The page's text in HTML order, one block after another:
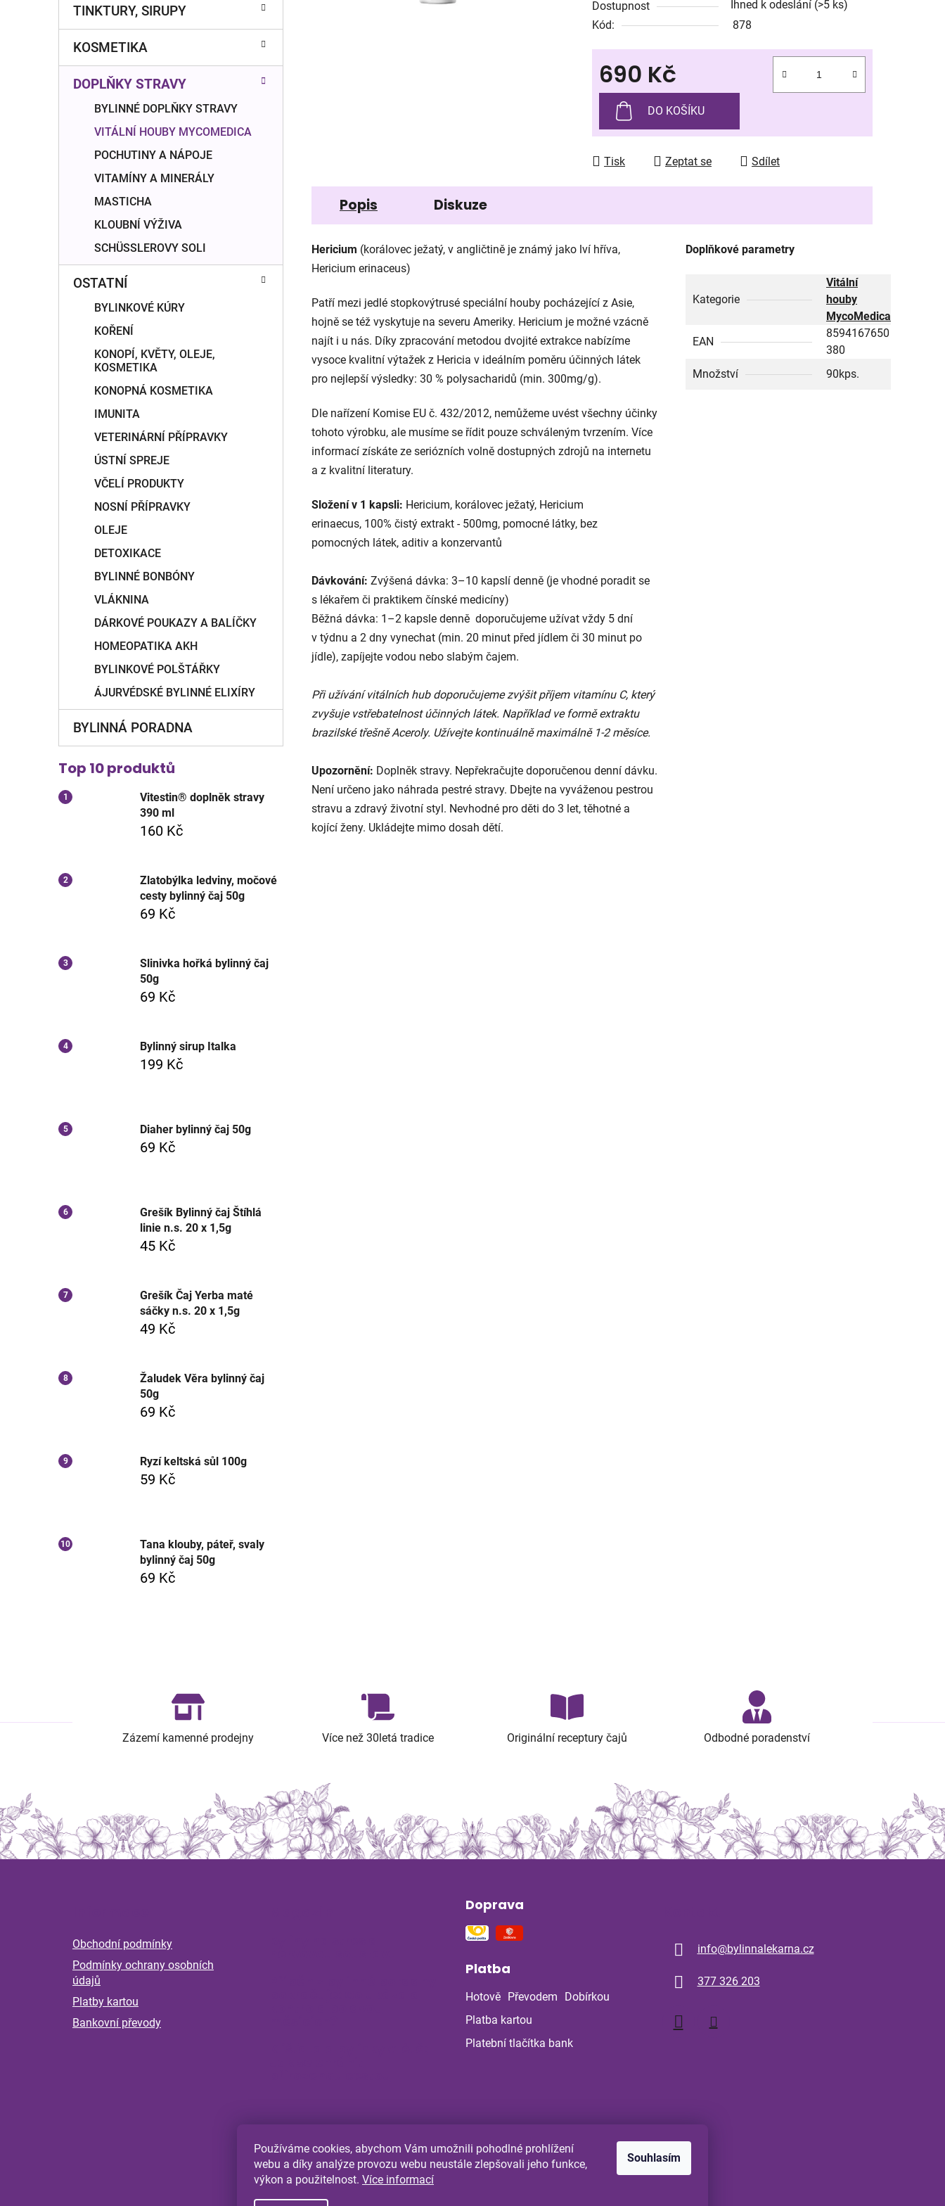
Používáme cookies, abychom Vám umožnili pohodlné prohlížení
webu a díky analýze provozu webu neustále zlepšovali jeho funkce,
výkon a použitelnost. Více informací
Souhlasím
TINKTURY, SIRUPY
KOSMETIKA
DOPLŇKY STRAVY
BYLINNÉ DOPLŇKY STRAVY
VITÁLNÍ HOUBY MYCOMEDICA
POCHUTINY A NÁPOJE
VITAMÍNY A MINERÁLY
MASTICHA
KLOUBNÍ VÝŽIVA
SCHÜSSLEROVY SOLI
OSTATNÍ
BYLINKOVÉ KÚRY
KOŘENÍ
KONOPÍ, KVĚTY, OLEJE,
KOSMETIKA
KONOPNÁ KOSMETIKA
IMUNITA
VETERINÁRNÍ PŘÍPRAVKY
ÚSTNÍ SPREJE
VČELÍ PRODUKTY
NOSNÍ PŘÍPRAVKY
OLEJE
DETOXIKACE
BYLINNÉ BONBÓNY
VLÁKNINA
DÁRKOVÉ POUKAZY A BALÍČKY
HOMEOPATIKA AKH
BYLINKOVÉ POLŠTÁŘKY
ÁJURVÉDSKÉ BYLINNÉ ELIXÍRY
BYLINNÁ PORADNA
Top 10 produktů
Vitestin® doplněk stravy
390 ml
160 Kč
Zlatobýlka ledviny, močové
cesty bylinný čaj 50g
69 Kč
Slinivka hořká bylinný čaj
50g
69 Kč
Bylinný sirup Italka
199 Kč
Diaher bylinný čaj 50g
69 Kč
Grešík Bylinný čaj Štíhlá
linie n.s. 20 x 1,5g
45 Kč
Grešík Čaj Yerba maté
sáčky n.s. 20 x 1,5g
49 Kč
Žaludek Věra bylinný čaj
50g
69 Kč
Ryzí keltská sůl 100g
59 Kč
Tana klouby, páteř, svaly
bylinný čaj 50g
69 Kč
je
0,0
z
hvězdiček.
Dostupnost Ihned k odeslání (>5 ks)
Kód:
878
690 Kč
Měrná cena:
DO KOŠÍKU
Tisk Zeptat se Sdílet
Popis Diskuze
Hericium (korálovec ježatý, v angličtině je známý jako lví hříva,
Hericium erinaceus)
Patří mezi jedlé stopkovýtrusé speciální houby pocházející z Asie,
hojně se též vyskytuje na severu Ameriky. Hericium je možné vzácně
najít i u nás. Díky zpracování metodou dvojité extrakce nabízíme
vysoce kvalitní výtažek z Hericia v ideálním poměru účinných látek
pro nejlepší výsledky: 30 % polysacharidů (min. 300mg/g).
Dle nařízení Komise EU č. 432/2012, nemůžeme uvést všechny účinky
tohoto výrobku, ale musíme se řídit pouze schváleným tvrzením. Více
informací získáte ze seriózních volně dostupných zdrojů na internetu
a z kvalitní literatury.
Složení v 1 kapsli: Hericium, korálovec ježatý, Hericium
erinaecus, 100% čistý extrakt - 500mg, pomocné látky, bez
pomocných látek, aditiv a konzervantů
Dávkování: Zvýšená dávka: 3–10 kapslí denně (je vhodné poradit se
s lékařem či praktikem čínské medicíny)
Běžná dávka: 1–2 kapsle denně doporučujeme užívat vždy 5 dní
v týdnu a 2 dny vynechat (min. 20 minut před jídlem či 30 minut po
jídle), zapíjejte vodou nebo slabým čajem.
Při užívání vitálních hub doporučujeme zvýšit příjem vitamínu C, který
zvyšuje vstřebatelnost účinných látek. Například ve formě extraktu
brazilské třešně Aceroly. Užívejte kontinuálně maximálně 1-2 měsíce.
Upozornění: Doplněk stravy. Nepřekračujte doporučenou denní dávku.
Není určeno jako náhrada pestré stravy. Dbejte na vyváženou pestrou
stravu a zdravý životní styl. Nevhodné pro děti do 3 let, těhotné a
kojící ženy. Ukládejte mimo dosah dětí.
Doplňkové parametry
Kategorie
Vitální
houby
MycoMedica
EAN
8594167650
380
Množství
90kps.
Zázemí kamenné prodejny Více než 30letá tradice Originální receptury čajů Odbodné poradenství
Obchodní podmínky
Podmínky ochrany osobních
údajů
Platby kartou
Bankovní převody
Doprava
Platba
Hotově Převodem
Dobírkou
Platba kartou
Platební tlačítka bank
info@bylinnalekarna.cz
377 326 203
Shoptet.cz Comgate.cz